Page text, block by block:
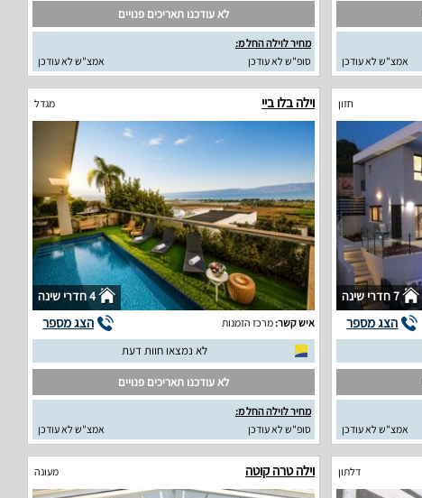
אמצ"ש לא עודכן
לא עודכנו תאריכים פנויים
מחיר לוילה החל מ:
סופ"ש לא עודכן
אמצ"ש לא עודכן
חזון
7 חדרי שינה
הצג מספר
אמצ"ש לא עודכן
וילה בלו ביי מגדל
4 חדרי שינה
איש קשר:מרכז הזמנות הצג מספר
לא נמצאו חוות דעת
לא עודכנו תאריכים פנויים
מחיר לוילה החל מ:
סופ"ש לא עודכן
אמצ"ש לא עודכן
דלתון וילה טרה קוטה מעונה